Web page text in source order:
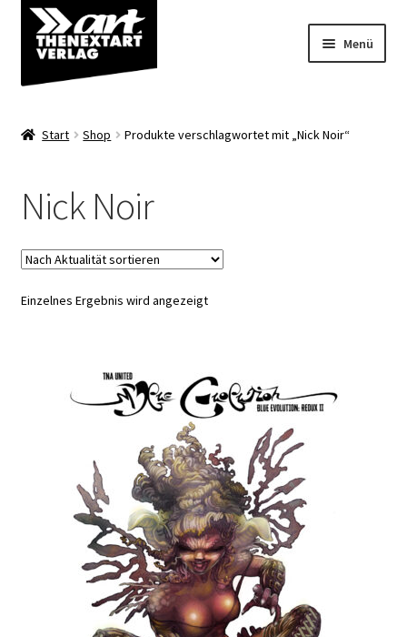
Zur
Navigation
springen
Zum
Inhalt
springen
Menü
Über uns
Start Shop Produkte verschlagwortet mit „Nick Noir“
Nick Noir
Einzelnes Ergebnis wird angezeigt